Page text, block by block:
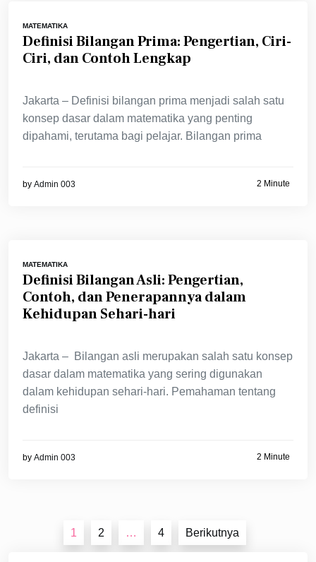
MATEMATIKA
Definisi Bilangan Prima: Pengertian, Ciri-
Ciri, dan Contoh Lengkap
Jakarta – Definisi bilangan prima menjadi salah satu
konsep dasar dalam matematika yang penting
dipahami, terutama bagi pelajar. Bilangan prima
by Admin 003 2 Minute
MATEMATIKA
Definisi Bilangan Asli: Pengertian,
Contoh, dan Penerapannya dalam
Kehidupan Sehari-hari
Jakarta – Bilangan asli merupakan salah satu konsep
dasar dalam matematika yang sering digunakan
dalam kehidupan sehari-hari. Pemahaman tentang
definisi
by Admin 003 2 Minute
Paginasi
1 2 … 4 Berikutnya